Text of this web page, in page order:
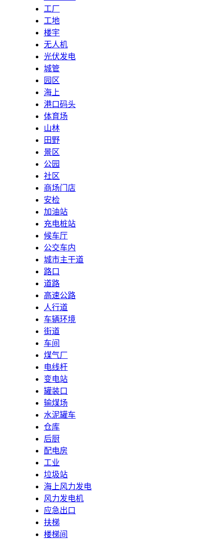
工厂
工地
楼宇
无人机
光伏发电
城管
园区
海上
港口码头
体育场
山林
田野
景区
公园
社区
商场门店
安检
加油站
充电桩站
候车厅
公交车内
城市主干道
路口
道路
高速公路
人行道
车辆环境
街道
车间
煤气厂
电线杆
变电站
罐装口
输煤场
水泥罐车
仓库
后厨
配电房
工业
垃圾站
海上风力发电
风力发电机
应急出口
扶梯
楼梯间